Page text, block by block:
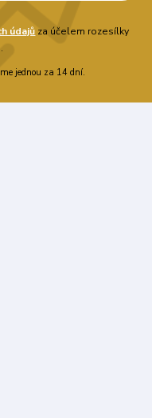
údajů za účelem rozesílky
jednou za 14 dní.